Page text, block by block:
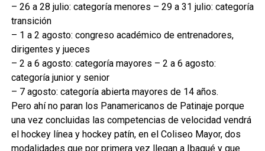
– 26 a 28 julio: categoría menores – 29 a 31 julio: categoría
transición
– 1 a 2 agosto: congreso académico de entrenadores,
dirigentes y jueces
– 2 a 6 agosto: categoría mayores – 2 a 6 agosto:
categoría junior y senior
– 7 agosto: categoría abierta mayores de 14 años.
Pero ahí no paran los Panamericanos de Patinaje porque
una vez concluidas las competencias de velocidad vendrá
el hockey línea y hockey patín, en el Coliseo Mayor, dos
modalidades que por primera vez llegan a Ibagué y que